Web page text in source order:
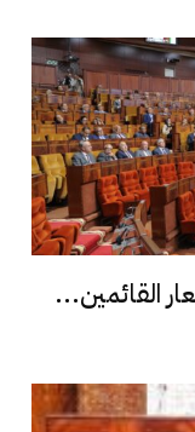
القائمين...